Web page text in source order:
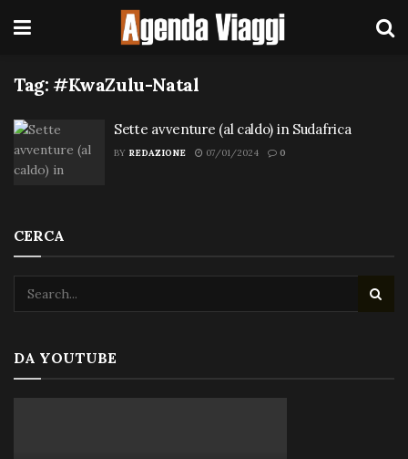
Tag: #KwaZulu-Natal
Sette avventure (al caldo) in Sudafrica
BY REDAZIONE 07/01/2024 0
CERCA
DA YOUTUBE